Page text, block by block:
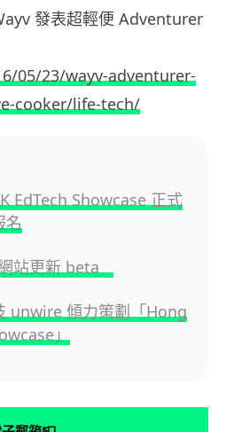
發表超輕便 Adventurer
05/23/wayv-adventurer-
cooker/life-tech/
EdTech Showcase 正式
名
站更新 beta
unwire 傾力策劃「Hong
」